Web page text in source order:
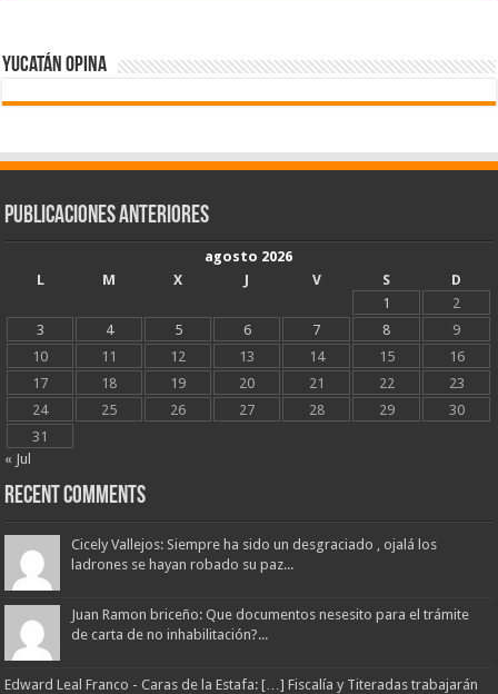
Yucatán Opina
Publicaciones Anteriores
agosto 2026
L
M X J V S
D
1
2
3
4 5 6 7 8
9
10
11 12 13 14 15
16
17
18 19 20 21 22
23
24
25 26 27 28 29
30
31
« Jul
Recent Comments
Cicely Vallejos: Siempre ha sido un desgraciado , ojalá los
ladrones se hayan robado su paz...
Juan Ramon briceño: Que documentos nesesito para el trámite
de carta de no inhabilitación?...
Edward Leal Franco - Caras de la Estafa: […] Fiscalía y Titeradas trabajarán